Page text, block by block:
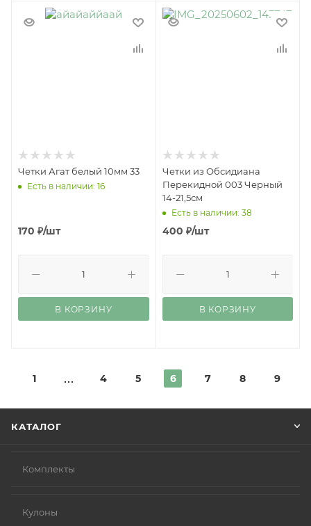
Четки Агат белый 10мм 33
Есть в наличии: 16
170 ₽/шт
В КОРЗИНУ
Четки из Обсидиана
Перекидной 003 Черный
14-21,5см
Есть в наличии: 38
400 ₽/шт
В КОРЗИНУ
1 4 5 6 7 8 9
КАТАЛОГ
Комплекты
Кулоны